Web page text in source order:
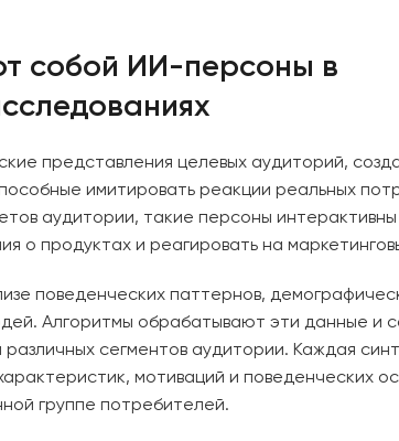
собой ИИ-персоны в
представления целевых аудиторий,
имитировать реакции реальных
аудитории, такие персоны интерактивны
о продуктах и реагировать на
поведенческих паттернов,
Алгоритмы обрабатывают эти данные и
сегментов аудитории. Каждая
мотиваций и поведенческих
группе потребителей.